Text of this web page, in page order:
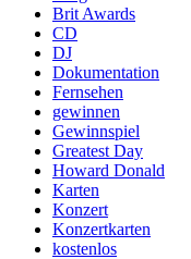
Brit Awards
CD
DJ
Dokumentation
Fernsehen
gewinnen
Gewinnspiel
Greatest Day
Howard Donald
Karten
Konzert
Konzertkarten
kostenlos